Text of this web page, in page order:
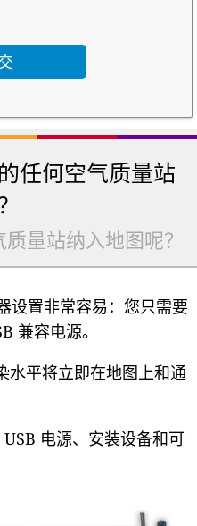
任何空气质量站
量站纳入地图呢？
设置非常容易：您只需要
兼容电源。
水平将立即在地图上和通
电源、安装设备和可